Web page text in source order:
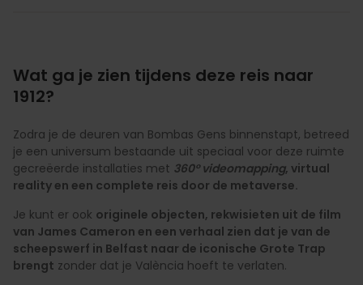
Wat ga je zien tijdens deze reis naar
1912?
Zodra je de deuren van Bombas Gens binnenstapt, betreed
je een universum bestaande uit speciaal voor deze ruimte
gecreëerde installaties met 360° videomapping, virtual
reality en een complete reis door de metaverse.
Je kunt er ook originele objecten, rekwisieten uit de film
van James Cameron en een verhaal zien dat je van de
scheepswerf in Belfast naar de iconische Grote Trap
brengt zonder dat je València hoeft te verlaten.